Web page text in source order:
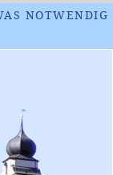
NOTWENDIG